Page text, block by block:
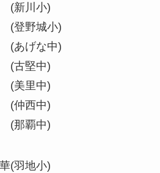
新川小)
登野城小)
あげな中)
古堅中)
美里中)
仲西中)
那覇中)
(羽地小)